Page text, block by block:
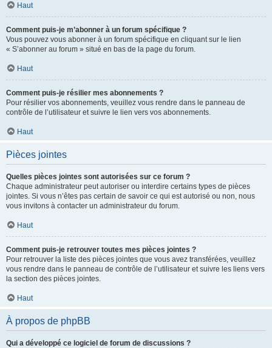
Haut
Comment puis-je m’abonner à un forum spécifique ?
Vous pouvez vous abonner à un forum spécifique en cliquant sur le lien
« S’abonner au forum » situé en bas de la page du forum.
Haut
Comment puis-je résilier mes abonnements ?
Pour résilier vos abonnements, veuillez vous rendre dans le panneau de
contrôle de l’utilisateur et suivre le lien vers vos abonnements.
Haut
Pièces jointes
Quelles pièces jointes sont autorisées sur ce forum ?
Chaque administrateur peut autoriser ou interdire certains types de pièces
jointes. Si vous n’êtes pas certain de savoir ce qui est autorisé ou non, nous
vous invitons à contacter un administrateur du forum.
Haut
Comment puis-je retrouver toutes mes pièces jointes ?
Pour retrouver la liste des pièces jointes que vous avez transférées, veuillez
vous rendre dans le panneau de contrôle de l’utilisateur et suivre les liens vers
la section des pièces jointes.
Haut
À propos de phpBB
Qui a développé ce logiciel de forum de discussions ?